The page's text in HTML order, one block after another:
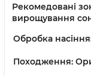
Рекомедовані
вирощування
Обробка
Походження: